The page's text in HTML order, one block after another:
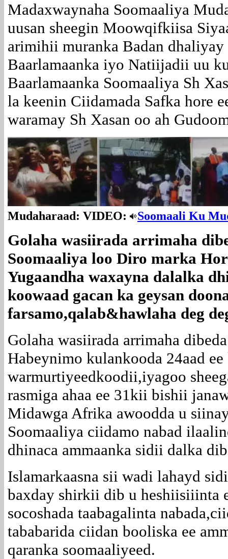
Madaxwaynaha Soomaaliya
uusan sheegin Moowqifkiisa
arimihii muranka Badan dhaliyay
Baarlamaanka iyo Natiijadii uu
Baarlamaanka Soomaaliya Sh
la keenin Ciidamada Safka hore
waramay Sh Xasan oo ah
Mudaharaad: VIDEO: Soomaali Ku
Golaha wasiirada arrimaha
Soomaaliya loo Diro marka
Yugaandha waxayna dalalka
koowaad gacan ka geysan
farsamo,qalab&hawlaha deg
Golaha wasiirada arrimaha
Habeynimo kulankooda 24aad ee
warmurtiyeedkoodii,iyagoo
rasmiga ahaa ee 31kii bishii
Midawga Afrika awoodda u
Soomaaliya ciidamo nabad
dhinaca ammaanka sidii dalka
Islamarkaasna sii wadi lahayd
baxday shirkii dib u
socoshada taabagalinta
tababarida ciidan booliska ee
qaranka soomaaliyeed.